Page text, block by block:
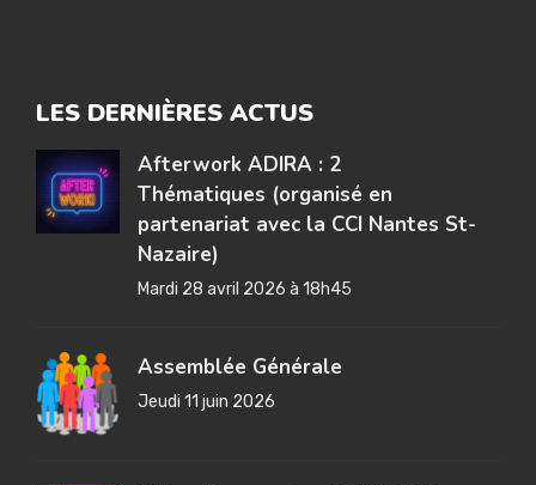
LES DERNIÈRES ACTUS
Afterwork ADIRA : 2
Thématiques (organisé en
partenariat avec la CCI Nantes St-
Nazaire)
Mardi 28 avril 2026 à 18h45
Assemblée Générale
Jeudi 11 juin 2026